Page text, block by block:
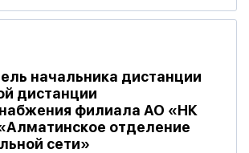
начальника дистанции
дистанции
филиала АО «НК
отделение
сети»